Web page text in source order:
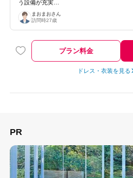
う設備が充実…
まおまおさん
訪問時27歳
プラン料金
ドレス・衣装を見る
PR